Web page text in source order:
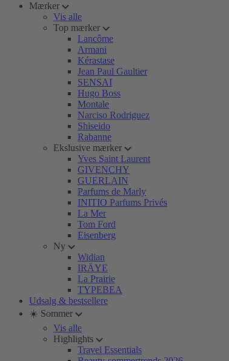
Mærker
Vis alle
Top mærker
Lancôme
Armani
Kérastase
Jean Paul Gaultier
SENSAI
Hugo Boss
Montale
Narciso Rodriguez
Shiseido
Rabanne
Ekslusive mærker
Yves Saint Laurent
GIVENCHY
GUERLAIN
Parfums de Marly
INITIO Parfums Privés
La Mer
Tom Ford
Eisenberg
Ny
Widian
IRÄYE
La Prairie
TYPEBEA
Udsalg & bestsellere
☀️ Sommer
Vis alle
Highlights
Travel Essentials